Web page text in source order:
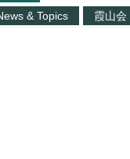
& Topics
霞山会